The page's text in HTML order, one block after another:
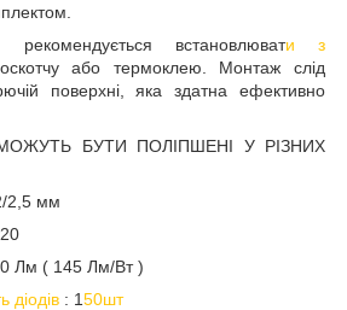
рекомендується встановлювати з
або термоклею. Монтаж слід
поверхні, яка здатна ефективно
БУТИ ПОЛІПШЕНІ У РІЗНИХ
2,5 мм
Лм ( 145 Лм/Вт )
діодів : 150шт